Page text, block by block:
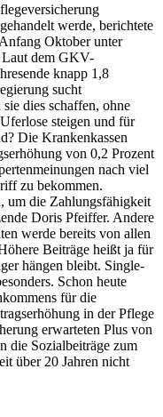
werde, berichtete
Oktober unter
dem GKV-
knapp 1,8
sucht
dies schaffen, ohne
steigen und für
Die Krankenkassen
von 0,2 Prozent
nach viel
zu bekommen.
um die Zahlungsfähigkeit
Doris Pfeiffer. Andere
werde bereits von allen
Beiträge heißt ja für
hängen bleibt. Single-
Schon heute
für die
in der Pflege
erwarteten Plus von
die Sozialbeiträge zum
über 20 Jahren nicht